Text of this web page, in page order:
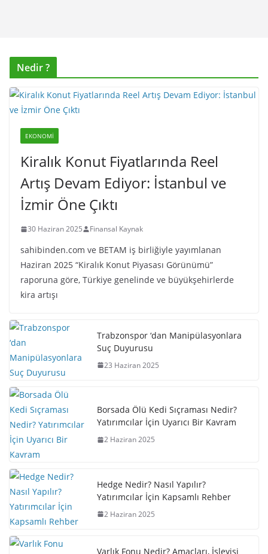
Nedir ?
EKONOMI
Kiralık Konut Fiyatlarında Reel
Artış Devam Ediyor: İstanbul ve
İzmir Öne Çıktı
30 Haziran 2025 Finansal Kaynak
sahibinden.com ve BETAM iş birliğiyle yayımlanan
Haziran 2025 “Kiralık Konut Piyasası Görünümü”
raporuna göre, Türkiye genelinde ve büyükşehirlerde
kira artışı
Trabzonspor ‘dan Manipülasyonlara
Suç Duyurusu
23 Haziran 2025
Borsada Ölü Kedi Sıçraması Nedir?
Yatırımcılar İçin Uyarıcı Bir Kavram
2 Haziran 2025
Hedge Nedir? Nasıl Yapılır?
Yatırımcılar İçin Kapsamlı Rehber
2 Haziran 2025
Varlık Fonu Nedir? Amaçları, İşleyişi